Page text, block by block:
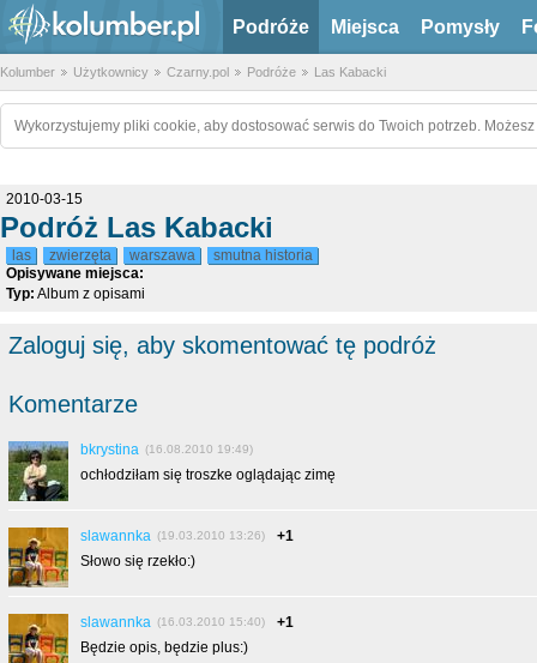
Podróże Miejsca Pomysły
Kolumber Użytkownicy Czarny.pol Podróże Las Kabacki
Wykorzystujemy pliki cookie, aby dostosować serwis do Twoich potrzeb.
2010-03-15
Podróż Las Kabacki
las zwierzęta warszawa
smutna historia
Opisywane miejsca:
Typ: Album z opisami
Zaloguj się, aby skomentować tę podróż
Komentarze
bkrystina (16.08.2010 19:49)
ochłodziłam się troszke oglądając zimę
slawannka (19.03.2010 13:26)
+1
Słowo się rzekło:)
slawannka (16.03.2010 15:40)
+1
Będzie opis, będzie plus:)